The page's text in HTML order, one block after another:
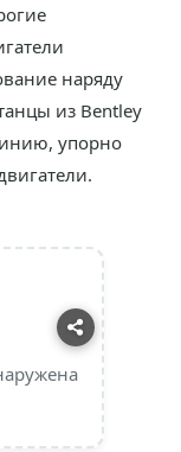
наряду
из Bentley
упорно